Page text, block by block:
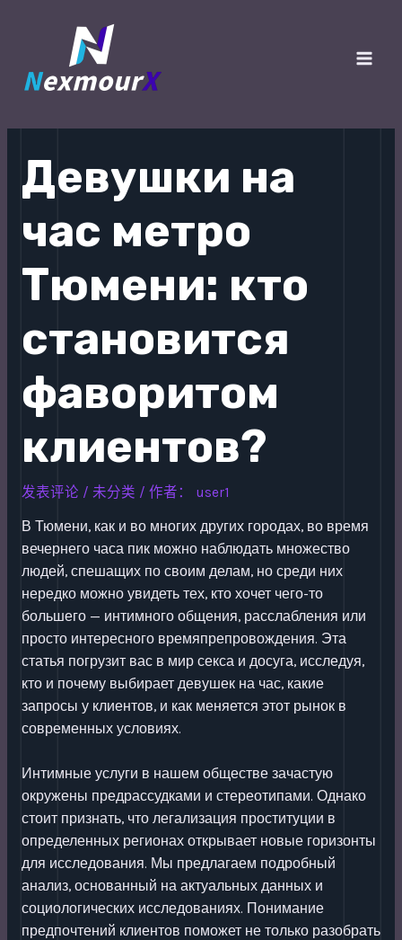
Девушки на
час метро
Тюмени: кто
становится
фаворитом
клиентов?
发表评论 / 未分类 / 作者： user1
В Тюмени, как и во многих других городах, во время
вечернего часа пик можно наблюдать множество
людей, спешащих по своим делам, но среди них
нередко можно увидеть тех, кто хочет чего-то
большего — интимного общения, расслабления или
просто интересного времяпрепровождения. Эта
статья погрузит вас в мир секса и досуга, исследуя,
кто и почему выбирает девушек на час, какие
запросы у клиентов, и как меняется этот рынок в
современных условиях.
Интимные услуги в нашем обществе зачастую
окружены предрассудками и стереотипами. Однако
стоит признать, что легализация проституции в
определенных регионах открывает новые горизонты
для исследования. Мы предлагаем подробный
анализ, основанный на актуальных данных и
социологических исследованиях. Понимание
предпочтений клиентов поможет не только разобрать